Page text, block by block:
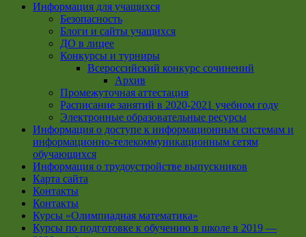
Информация для учащихся
Безопасность
Блоги и сайты учащихся
ДО в лицее
Конкурсы и турниры
Всероссийский конкурс сочинений
Архив
Промежуточная аттестация
Расписание занятий в 2020-2021 учебном году
Электронные образовательные ресурсы
Информация о доступе к информационным системам и
информационно-телекоммуникационным сетям
обучающихся
Информация о трудоустройстве выпускников
Карта сайта
Контакты
Контакты
Курсы «Олимпиадная математика»
Курсы по подготовке к обучению в школе в 2019 —